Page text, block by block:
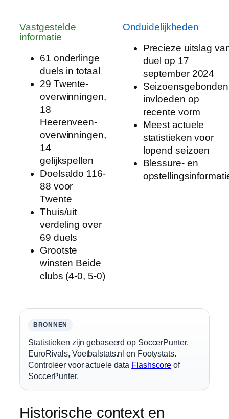
Vastgestelde
informatie
61 onderlinge
duels in totaal
29 Twente-
overwinningen,
18
Heerenveen-
overwinningen,
14
gelijkspellen
Doelsaldo 116-
88 voor
Twente
Thuis/uit
verdeling over
69 duels
Grootste
winsten Beide
clubs (4-0, 5-0)
Onduidelijkheden
Precieze uitslag
duel op 17
september 2024
Seizoensgebonden
invloeden op
recente vorm
Meest actuele
statistieken voor
lopend seizoen
Blessure- en
BRONNEN
Statistieken zijn gebaseerd op SoccerPunter,
EuroRivals, Voetbalstats.nl en Footystats.
Controleer voor actuele data Flashscore of
SoccerPunter.
Historische context en